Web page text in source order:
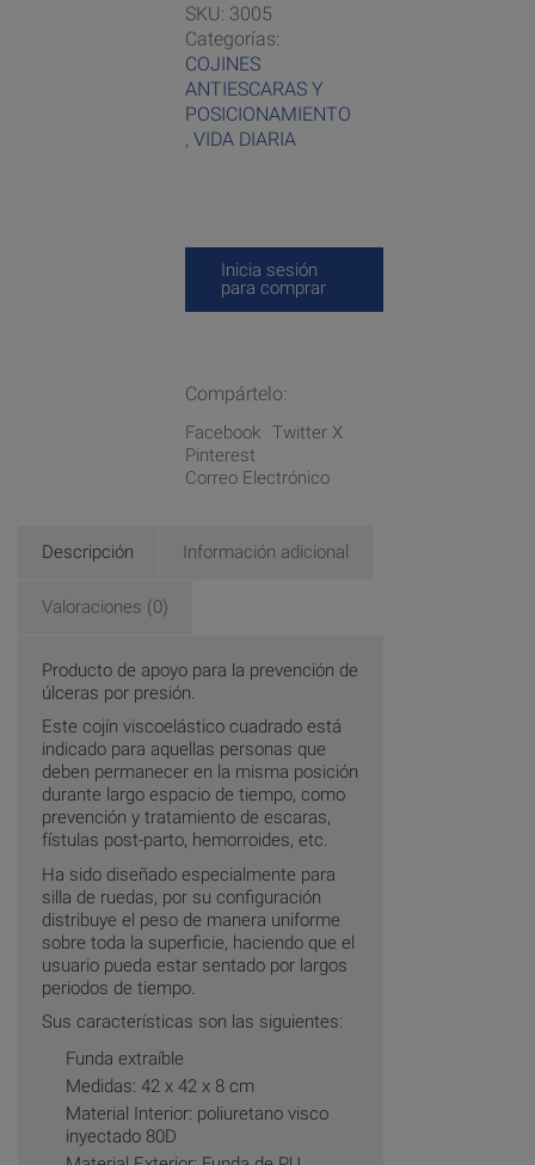
SKU: 3005
Categorías:
COJINES
ANTIESCARAS Y
POSICIONAMIENTO
, VIDA DIARIA
Inicia sesión
para comprar
Compártelo:
Facebook Twitter X
Pinterest
Correo Electrónico
Descripción Información adicional
Valoraciones (0)
Producto de apoyo para la prevención de
úlceras por presión.
Este cojín viscoelástico cuadrado está
indicado para aquellas personas que
deben permanecer en la misma posición
durante largo espacio de tiempo, como
prevención y tratamiento de escaras,
fístulas post-parto, hemorroides, etc.
Ha sido diseñado especialmente para
silla de ruedas, por su configuración
distribuye el peso de manera uniforme
sobre toda la superficie, haciendo que el
usuario pueda estar sentado por largos
periodos de tiempo.
Sus características son las siguientes:
Funda extraíble
Medidas: 42 x 42 x 8 cm
Material Interior: poliuretano visco
inyectado 80D